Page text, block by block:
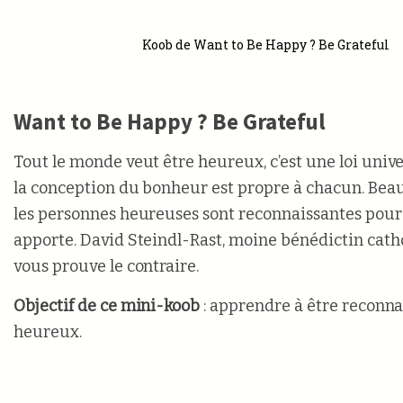
Koob de Want to Be Happy ? Be Grateful
Want to Be Happy ? Be Grateful
Tout le monde veut être heureux, c’est une loi
la conception du bonheur est propre à chacun.
les personnes heureuses sont reconnaissantes
apporte. David Steindl-Rast, moine bénédictin
vous prouve le contraire.
Objectif de ce mini-koob : apprendre à être
heureux.